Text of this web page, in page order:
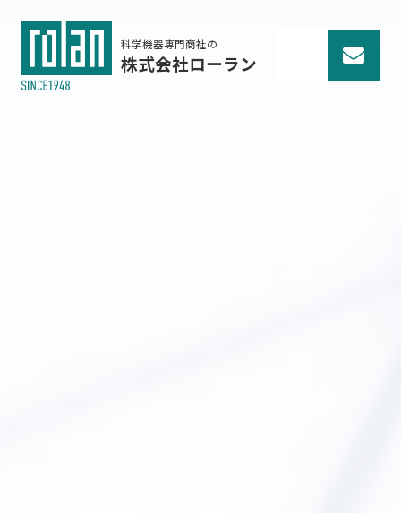
科学機器専門商社の
株式会社ローラン